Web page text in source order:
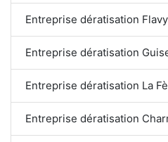
Entreprise dératisation
Entreprise dératisation
Entreprise dératisation La
Entreprise dératisation